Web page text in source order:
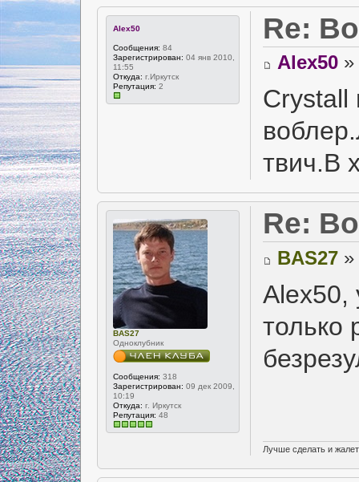
Alex50
Сообщения: 84
Зарегистрирован: 04 янв 2010,
11:55
Откуда: г.Иркутск
Репутация: 2
Re:
Alex50 »
Crystall
твич.В
BAS27
Одноклубник
Сообщения: 318
Зарегистрирован: 09 дек 2009,
10:19
Откуда: г. Иркутск
Репутация: 48
Re:
BAS27 »
Alex50,
только
Лучше сделать и